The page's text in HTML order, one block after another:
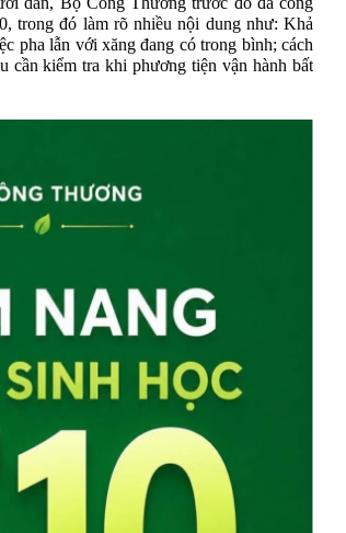
trong đó làm rõ nhiều nội dung như: Khả
pha lẫn với xăng đang có trong bình; cách
cần kiểm tra khi phương tiện vận hành bất